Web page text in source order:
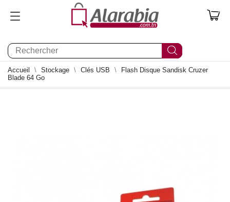
0
Accueil Stockage Clés USB
Flash Disque Sandisk Cruzer
Blade 64 Go